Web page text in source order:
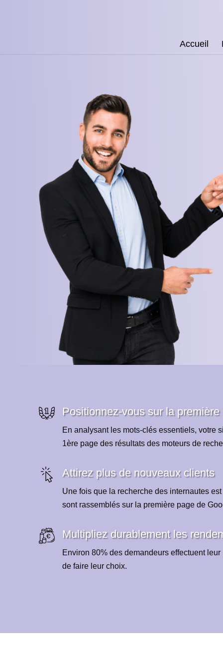
Accueil
Positionnez-vous sur la première
En analysant les mots-clés essentiels, votre
1ère page des résultats des moteurs de
Attirez plus de nouveaux clients
Une fois que la recherche des internautes
sont rassemblés sur la première page de
Multipliez durablement les
Environ 80% des demandeurs effectuent
de faire leur choix.